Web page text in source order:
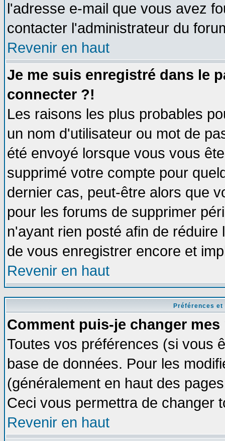
l'adresse e-mail que vous avez
contacter l'administrateur du
Revenir en haut
Je me suis enregistré dans le
connecter ?!
Les raisons les plus probables
un nom d'utilisateur ou mot de
été envoyé lorsque vous vous
supprimé votre compte pour
dernier cas, peut-être alors que
pour les forums de supprimer
n'ayant rien posté afin de
de vous enregistrer encore et
Revenir en haut
Préférences
Comment puis-je changer mes
Toutes vos préférences (si vous
base de données. Pour les
(généralement en haut des
Ceci vous permettra de changer
Revenir en haut